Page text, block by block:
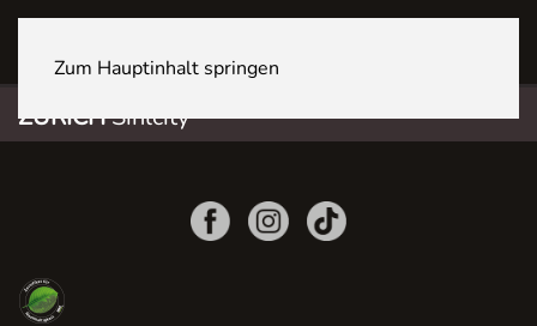
Zum Hauptinhalt springen
ZÜRICHSihlcity